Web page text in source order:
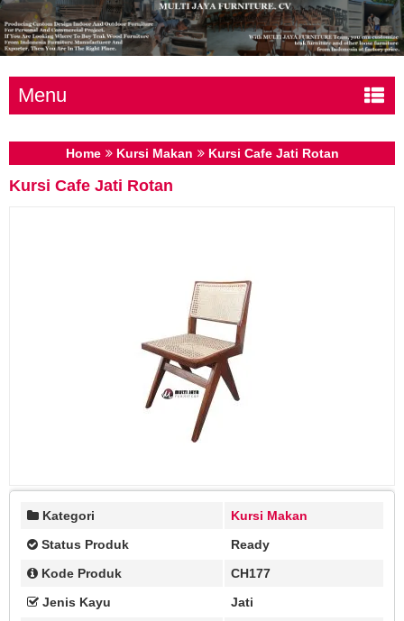
Menu
Home Kursi Makan Kursi Cafe Jati Rotan
Kursi Cafe Jati Rotan
Kategori
Kursi Makan
Status Produk
Ready
Kode Produk
CH177
Jenis Kayu
Jati